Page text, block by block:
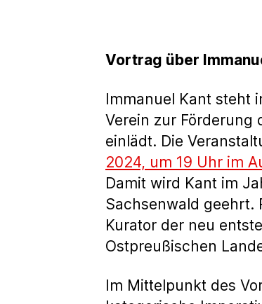
Vortrag über
Immanuel Kant steht
Verein zur
einlädt. Die
2024, um 19 Uhr im
Damit wird Kant im
Sachsenwald geehrt.
Kurator der neu
Ostpreußischen
Im Mittelpunkt des